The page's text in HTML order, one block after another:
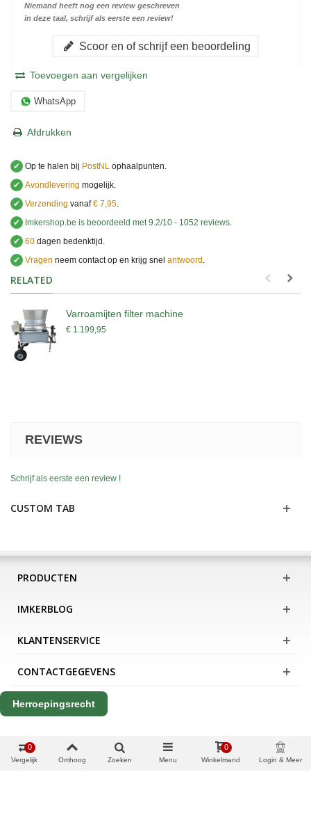
Niemand heeft nog een review geschreven
in deze taal, schrijf als eerste een review!
Scoor en of schrijf een beoordeling
Toevoegen aan vergelijken
WhatsApp
Afdrukken
✔ Op te halen bij PostNL ophaalpunten.
✔ Avondlevering mogelijk.
✔ Verzending vanaf€ 7,95.
✔
Imkershop.be is beoordeeld met9.2/10 - 1052 reviews.
✔ 60 dagen bedenktijd.
✔ Vragen neem contact op en krijg snel antwoord .
RELATED
Varroamijten filter machine
€ 1.199,95
REVIEWS
Schrijf als eerste een review !
CUSTOM TAB
PRODUCTEN
IMKERBLOG
KLANTENSERVICE
CONTACTGEGEVENS
Herroepingsrecht
Vergelijk
0
Omhoog Zoeken Menu Winkelmand
0
Login & Meer